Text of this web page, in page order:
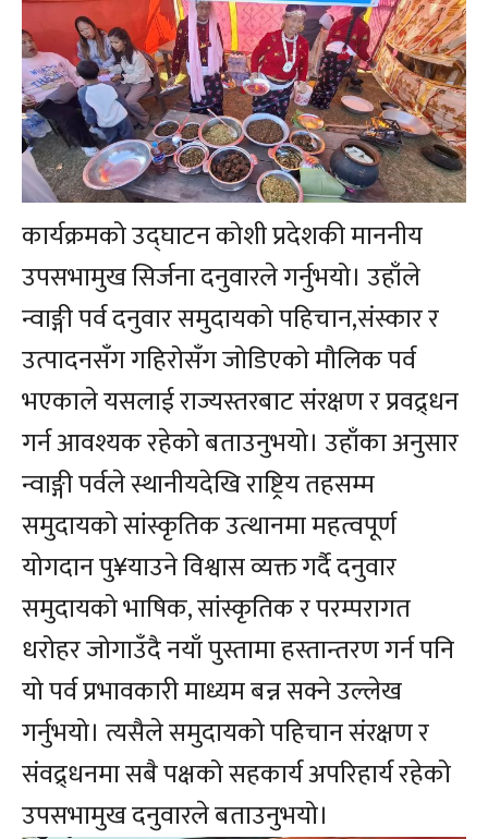
कार्यक्रमको उद्घाटन कोशी प्रदेशकी माननीय
उपसभामुख सिर्जना दनुवारले गर्नुभयो। उहाँले
न्वाङ्गी पर्व दनुवार समुदायको पहिचान,संस्कार र
उत्पादनसँग गहिरोसँग जोडिएको मौलिक पर्व
भएकाले यसलाई राज्यस्तरबाट संरक्षण र प्रवद्र्धन
गर्न आवश्यक रहेको बताउनुभयो। उहाँका अनुसार
न्वाङ्गी पर्वले स्थानीयदेखि राष्ट्रिय तहसम्म
समुदायको सांस्कृतिक उत्थानमा महत्वपूर्ण
योगदान पु¥याउने विश्वास व्यक्त गर्दै दनुवार
समुदायको भाषिक, सांस्कृतिक र परम्परागत
धरोहर जोगाउँदै नयाँ पुस्तामा हस्तान्तरण गर्न पनि
यो पर्व प्रभावकारी माध्यम बन्न सक्ने उल्लेख
गर्नुभयो। त्यसैले समुदायको पहिचान संरक्षण र
संवद्र्धनमा सबै पक्षको सहकार्य अपरिहार्य रहेको
उपसभामुख दनुवारले बताउनुभयो।